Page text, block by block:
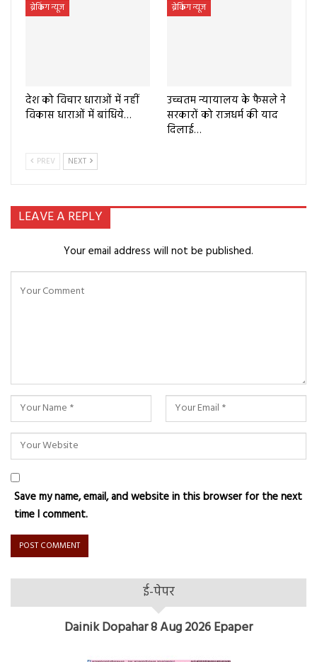
ब्रेकिंग न्यूज
देश को विचार धाराओं में नहीं
विकास धाराओं में बांधिये…
ब्रेकिंग न्यूज
उच्चतम न्यायालय के फैसले ने
सरकारों को राजधर्म की याद
दिलाई…
PREV NEXT
LEAVE A REPLY
Your email address will not be published.
Save my name, email, and website in this browser for the next
time I comment.
ई-पेपर
Dainik Dopahar 8 Aug 2026 Epaper